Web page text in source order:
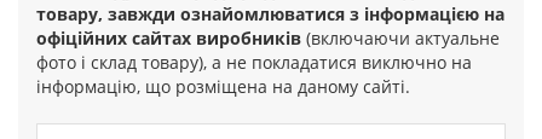
товару, завжди ознайомлюватися з інформацією на
офіційних сайтах виробників (включаючи актуальне
фото і склад товару), а не покладатися виключно на
інформацію, що розміщена на даному сайті.